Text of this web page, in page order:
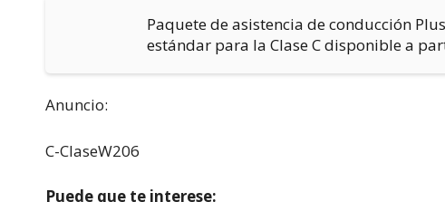
Paquete de asistencia de conducción
estándar para la Clase C disponible a
Anuncio:
C-ClaseW206
Puede que te interese: